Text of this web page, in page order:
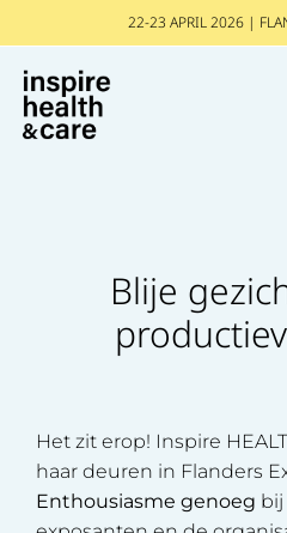
22-23 APRIL 2026 |
Blije
Het zit erop! Inspire
haar deuren in Flanders
Enthousiasme genoeg